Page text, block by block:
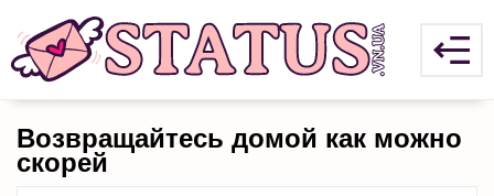
Возвращайтесь домой как можно
скорей